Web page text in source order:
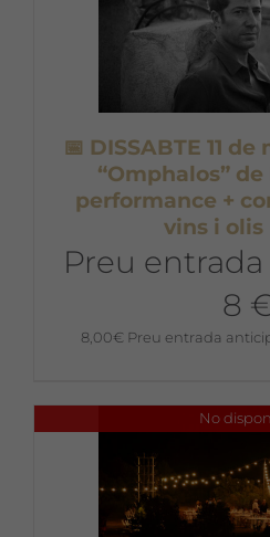
📅 DISSABTE 11
“Omphalos” de
performance +
vins i olis
Preu
8
8,00€ Preu entrada
No